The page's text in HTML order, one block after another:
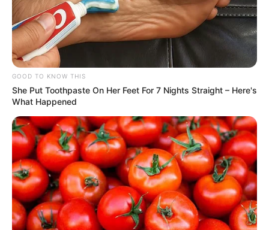
GOOD TO KNOW THIS
She Put Toothpaste On Her Feet For 7 Nights Straight – Here's
What Happened